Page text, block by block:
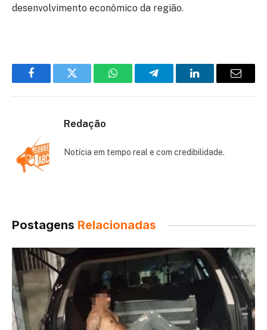
desenvolvimento econômico da região.
FacebookTwitter WhatsAppTelegramLinkedInEmail
Redação
Notícia em tempo real e com credibilidade.
Postagens Relacionadas